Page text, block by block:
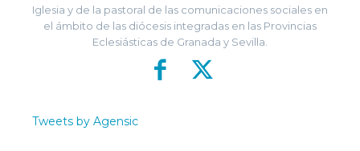
Iglesia y de la pastoral de las comunicaciones sociales en
el ámbito de las diócesis integradas en las Provincias
Eclesiásticas de Granada y Sevilla.
Tweets by Agensic